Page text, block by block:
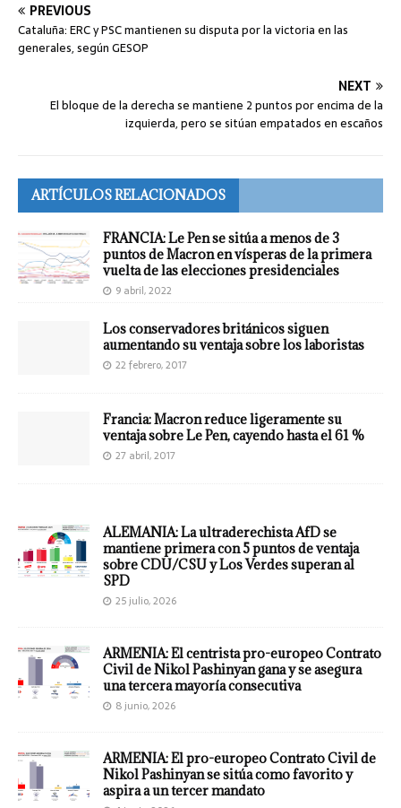
PREVIOUS
Cataluña: ERC y PSC mantienen su disputa por la victoria en las
generales, según GESOP
NEXT
El bloque de la derecha se mantiene 2 puntos por encima de la
izquierda, pero se sitúan empatados en escaños
ARTÍCULOS RELACIONADOS
FRANCIA: Le Pen se sitúa a menos de 3
puntos de Macron en vísperas de la primera
vuelta de las elecciones presidenciales
9 abril, 2022
Los conservadores británicos siguen
aumentando su ventaja sobre los laboristas
22 febrero, 2017
Francia: Macron reduce ligeramente su
ventaja sobre Le Pen, cayendo hasta el 61 %
27 abril, 2017
ALEMANIA: La ultraderechista AfD se
mantiene primera con 5 puntos de ventaja
sobre CDU/CSU y Los Verdes superan al
SPD
25 julio, 2026
ARMENIA: El centrista pro-europeo Contrato
Civil de Nikol Pashinyan gana y se asegura
una tercera mayoría consecutiva
8 junio, 2026
ARMENIA: El pro-europeo Contrato Civil de
Nikol Pashinyan se sitúa como favorito y
aspira a un tercer mandato